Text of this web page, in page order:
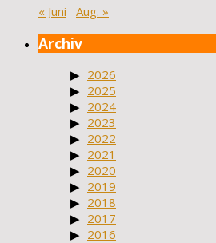
« Juni
Aug. »
Archiv
2026
2025
2024
2023
2022
2021
2020
2019
2018
2017
2016